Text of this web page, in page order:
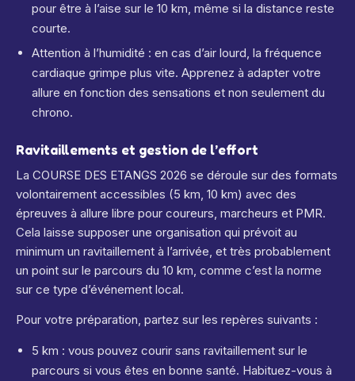
pour être à l’aise sur le 10 km, même si la distance reste
courte.
Attention à l’humidité : en cas d’air lourd, la fréquence
cardiaque grimpe plus vite. Apprenez à adapter votre
allure en fonction des sensations et non seulement du
chrono.
Ravitaillements et gestion de l’effort
La COURSE DES ETANGS 2026 se déroule sur des formats
volontairement accessibles (5 km, 10 km) avec des
épreuves à allure libre pour coureurs, marcheurs et PMR.
Cela laisse supposer une organisation qui prévoit au
minimum un ravitaillement à l’arrivée, et très probablement
un point sur le parcours du 10 km, comme c’est la norme
sur ce type d’événement local.
Pour votre préparation, partez sur les repères suivants :
5 km : vous pouvez courir sans ravitaillement sur le
parcours si vous êtes en bonne santé. Habituez-vous à